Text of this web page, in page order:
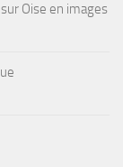
Oise en images